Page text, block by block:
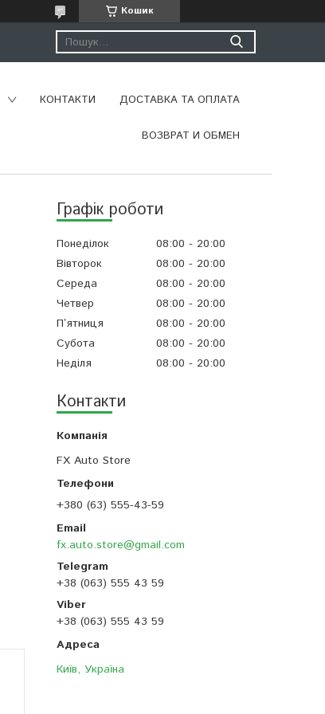
Кошик
КОНТАКТИ ДОСТАВКА ТА ОПЛАТА
ВОЗВРАТ И ОБМЕН
Графік роботи
Понеділок 08:00
20:00
Вівторок
08:00
20:00
Середа
08:00
20:00
Четвер
08:00
20:00
Пʼятниця
08:00
20:00
Субота
08:00
20:00
Неділя
08:00 20:00
Контакти
FX Auto Store
+380 (63) 555-43-59
fx.auto.store@gmail.com
+38 (063) 555 43 59
+38 (063) 555 43 59
Київ, Україна